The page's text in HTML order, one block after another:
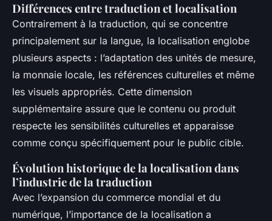
Différences entre traduction et localisation
Contrairement à la traduction, qui se concentre
principalement sur la langue, la localisation englobe
plusieurs aspects : l’adaptation des unités de mesure,
la monnaie locale, les références culturelles et même
les visuels appropriés. Cette dimension
supplémentaire assure que le contenu ou produit
respecte les sensibilités culturelles et apparaisse
comme conçu spécifiquement pour le public cible.
Évolution historique de la localisation dans
l’industrie de la traduction
Avec l’expansion du commerce mondial et du
numérique, l’importance de la localisation a